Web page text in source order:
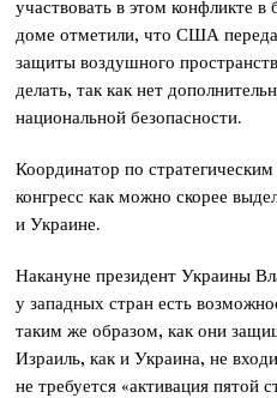
участвовать в этом конфликте
доме отметили, что США
защиты воздушного
делать, так как нет
национальной безопасности.
Координатор по
конгресс как можно скорее
и Украине.
Накануне президент Украины
у западных стран есть
таким же образом, как они
Израиль, как и Украина, не
не требуется «активация пятой